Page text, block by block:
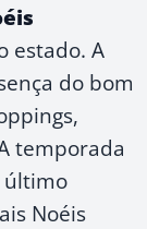
estado. A
do bom
temporada
último
Noéis